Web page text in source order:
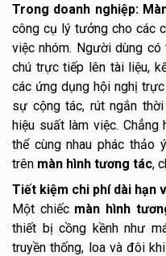
Trong doanh nghiệp:
công cụ lý tưởng cho các
việc nhóm. Người dùng
chú trực tiếp lên tài liệu,
các ứng dụng hội nghị
sự cộng tác, rút ngắn
hiệu suất làm việc.
thể cùng nhau phác thảo
trên màn hình tương tác,
Tiết kiệm chi phí dài hạn
Một chiếc màn hình
thiết bị cồng kềnh như
truyền thống, loa và đôi